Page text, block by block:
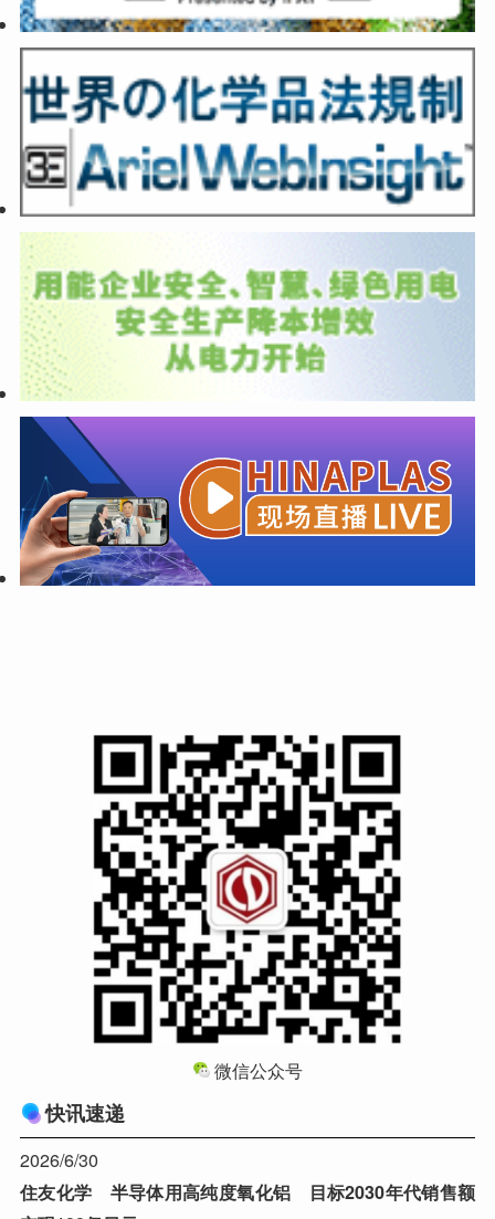
微信公众号
快讯速递
2026/6/30
住友化学 半导体用高纯度氧化铝 目标2030年代销售额